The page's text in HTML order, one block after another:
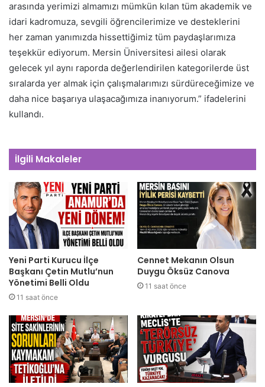
arasında yerimizi almamızı mümkün kılan tüm akademik ve
idari kadromuza, sevgili öğrencilerimize ve desteklerini
her zaman yanımızda hissettiğimiz tüm paydaşlarımıza
teşekkür ediyorum. Mersin Üniversitesi ailesi olarak
gelecek yıl aynı raporda değerlendirilen kategorilerde üst
sıralarda yer almak için çalışmalarımızı sürdüreceğimize ve
daha nice başarıya ulaşacağımıza inanıyorum.” ifadelerini
kullandı.
İlgili Makaleler
Yeni Parti Kurucu İlçe
Başkanı Çetin Mutlu’nun
Yönetimi Belli Oldu
11 saat önce
Cennet Mekanın Olsun
Duygu Öksüz Canova
11 saat önce